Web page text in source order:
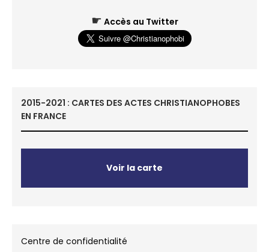
☛ Accès au Twitter
2015-2021 : CARTES DES ACTES CHRISTIANOPHOBES
EN FRANCE
Voir la carte
Centre de confidentialité